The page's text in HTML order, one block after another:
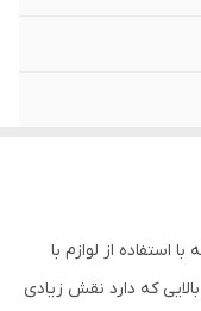
استفاده از لوازم با
که دارد نقش زیادی